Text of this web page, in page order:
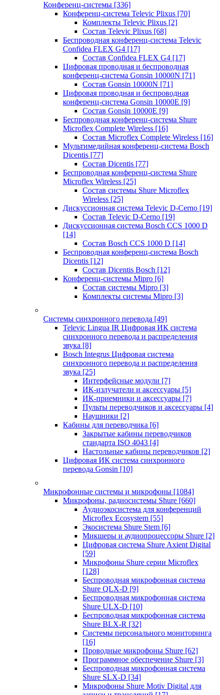
Конференц-системы [336]
Конференц-система Televic Plixus [70]
Комплекты Televic Plixus [2]
Состав Televic Plixus [68]
Беспроводная конференц-система Televic
Confidea FLEX G4 [17]
Состав Confidea FLEX G4 [17]
Цифровая проводная и беспроводная
конференц-система Gonsin 10000N [71]
Состав Gonsin 10000N [71]
Цифровая проводная и беспроводная
конференц-система Gonsin 10000E [9]
Состав Gonsin 10000E [9]
Беспроводная конференц-система Shure
Microflex Complete Wireless [16]
Состав Microflex Complete Wireless [16]
Мультимедийная конференц-система Bosch
Dicentis [77]
Состав Dicentis [77]
Беспроводная конференц-система Shure
Microflex Wireless [25]
Состав системы Shure Microflex
Wireless [25]
Дискуссионная система Televic D-Cerno [19]
Состав Televic D-Cerno [19]
Дискуссионная система Bosch CCS 1000 D
[14]
Состав Bosch CCS 1000 D [14]
Беспроводная конференц-система Bosch
Dicentis [12]
Состав Dicentis Bosch [12]
Конференц-системы Mipro [6]
Состав системы Mipro [3]
Комплекты системы Mipro [3]
Системы синхронного перевода [49]
Televic Lingua IR Цифровая ИК система
синхронного перевода и распределения
звука [8]
Bosch Integrus Цифровая система
синхронного перевода и распределения
звука [25]
Интерфейсные модули [7]
ИК-излучатели и аксессуары [5]
ИК-приемники и аксессуары [7]
Пульты переводчиков и аксессуары [4]
Наушники [2]
Кабины для переводчика [6]
Закрытые кабины переводчиков
стандарта ISO 4043 [4]
Настольные кабины переводчиков [2]
Цифровая ИК система синхронного
перевода Gonsin [10]
Микрофонные системы и микрофоны [1084]
Микрофоны, радиосистемы Shure [660]
Аудиоэкосистема для конференций
Microflex Ecosystem [55]
Экосистема Shure Stem [6]
Микшеры и аудиопроцессоры Shure [2]
Цифровая система Shure Axient Digital
[59]
Микрофоны Shure серии Microflex
[128]
Беспроводная микрофонная система
Shure QLX-D [9]
Беспроводная микрофонная система
Shure ULX-D [10]
Беспроводная микрофонная система
Shure BLX-R [32]
Системы персонального мониторинга
[16]
Проводные микрофоны Shure [62]
Программное обеспечение Shure [3]
Беспроводная микрофонная система
Shure SLX-D [34]
Микрофоны Shure Motiv Digital для